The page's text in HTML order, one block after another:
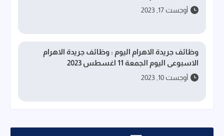
أوجست 17, 2023
وظائف جريدة الاهرام اليوم : وظائف جريدة الاهرام
الاسبوعى اليوم الجمعة 11 اغسطس 2023
أوجست 10, 2023